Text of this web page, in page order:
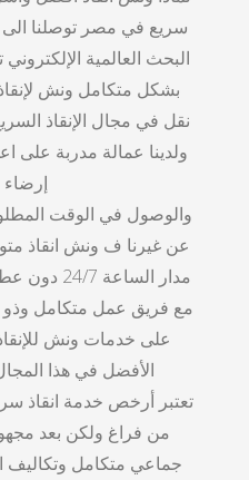
سريع في مصر توصلنا
البحث العالمية
بشكل متكامل ونش
نقل في مجال الإنقاذ
ولدينا عمالة مدربة على
إرضاء
والوصول في الوقت
عن غيرنا ف ونش انقاذ
مدار الساعة 24/7 دون عطل رسمية او اجازات سنوية
مع فريق عمل متكامل وذو
على خدمات ونش
الأفضل في هذا
تعتبر أرخص خدمة انقاذ
من فراغ ولكن بعد
جماعي متكامل وتكاليف